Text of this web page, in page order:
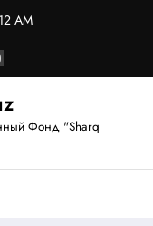
AM
Фонд "Sharq